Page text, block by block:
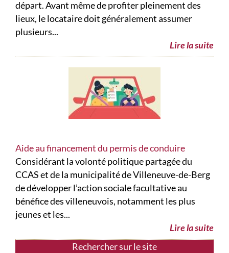
Rechercher sur le site
départ. Avant même de profiter pleinement des
lieux, le locataire doit généralement assumer
plusieurs...
Lire la suite
Aide au financement du permis de conduire
Considérant la volonté politique partagée du
CCAS et de la municipalité de Villeneuve-de-Berg
de développer l’action sociale facultative au
bénéfice des villeneuvois, notamment les plus
jeunes et les...
Lire la suite